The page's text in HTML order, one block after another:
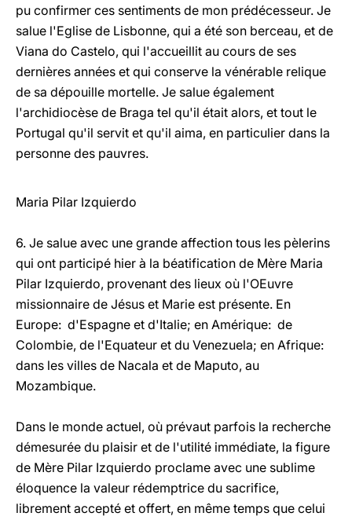
pu confirmer ces sentiments de mon prédécesseur. Je
salue l'Eglise de Lisbonne, qui a été son berceau, et de
Viana do Castelo, qui l'accueillit au cours de ses
dernières années et qui conserve la vénérable relique
de sa dépouille mortelle. Je salue également
l'archidiocèse de Braga tel qu'il était alors, et tout le
Portugal qu'il servit et qu'il aima, en particulier dans la
personne des pauvres.
Maria Pilar Izquierdo
6. Je salue avec une grande affection tous les pèlerins
qui ont participé hier à la béatification de Mère Maria
Pilar Izquierdo, provenant des lieux où l'OEuvre
missionnaire de Jésus et Marie est présente. En
Europe: d'Espagne et d'Italie; en Amérique: de
Colombie, de l'Equateur et du Venezuela; en Afrique:
dans les villes de Nacala et de Maputo, au
Mozambique.
Dans le monde actuel, où prévaut parfois la recherche
démesurée du plaisir et de l'utilité immédiate, la figure
de Mère Pilar Izquierdo proclame avec une sublime
éloquence la valeur rédemptrice du sacrifice,
librement accepté et offert, en même temps que celui